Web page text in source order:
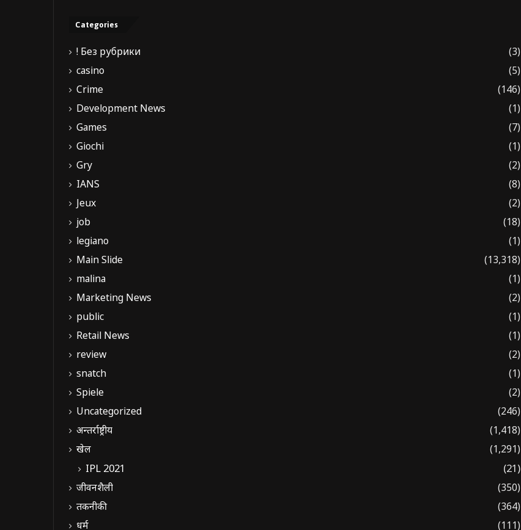
Categories
! Без рубрики
(3)
casino
(5)
Crime
(146)
Development News
(1)
Games
(7)
Giochi
(1)
Gry
(2)
IANS
(8)
Jeux
(2)
job
(18)
legiano
(1)
Main Slide
(13,318)
malina
(1)
Marketing News
(2)
public
(1)
Retail News
(1)
review
(2)
snatch
(1)
Spiele
(2)
Uncategorized
(246)
अन्तर्राष्ट्रीय
(1,418)
खेल
(1,291)
IPL 2021 (21)
जीवनशैली
(350)
तकनीकी
(364)
धर्म
(111)